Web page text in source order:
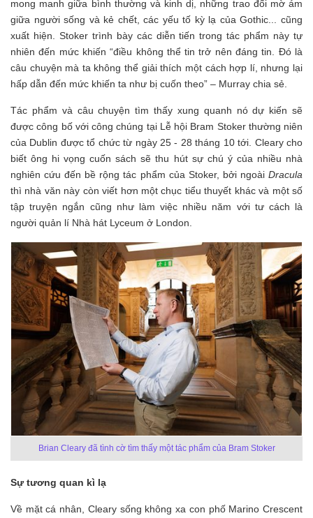
mong manh giữa bình thường và kinh dị, những trao đổi mờ ám
giữa người sống và kẻ chết, các yếu tố kỳ lạ của Gothic... cũng
xuất hiện. Stoker trình bày các diễn tiến trong tác phẩm này tự
nhiên đến mức khiến “điều không thể tin trở nên đáng tin. Đó là
câu chuyện mà ta không thể giải thích một cách hợp lí, nhưng lại
hấp dẫn đến mức khiến ta như bị cuốn theo” – Murray chia sẻ.
Tác phẩm và câu chuyện tìm thấy xung quanh nó dự kiến sẽ
được công bố với công chúng tại Lễ hội Bram Stoker thường niên
của Dublin được tổ chức từ ngày 25 - 28 tháng 10 tới. Cleary cho
biết ông hi vọng cuốn sách sẽ thu hút sự chú ý của nhiều nhà
nghiên cứu đến bề rộng tác phẩm của Stoker, bởi ngoài Dracula
thì nhà văn này còn viết hơn một chục tiểu thuyết khác và một số
tập truyện ngắn cũng như làm việc nhiều năm với tư cách là
người quản lí Nhà hát Lyceum ở London.
Brian Cleary đã tình cờ tìm thấy một tác phẩm của Bram Stoker
Sự tương quan kì lạ
Về mặt cá nhân, Cleary sống không xa con phố Marino Crescent